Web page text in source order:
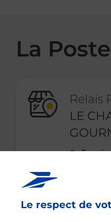
Le respect de
La
Relais
LE
Fermé
En